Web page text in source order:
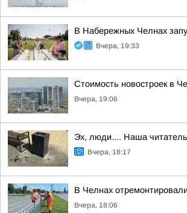
В Набережных Челнах
Вчера, 19:33
Стоимость новостроек в
Вчера, 19:06
Эх, люди.... Наша
Вчера, 18:17
В Челнах
Вчера, 18:06